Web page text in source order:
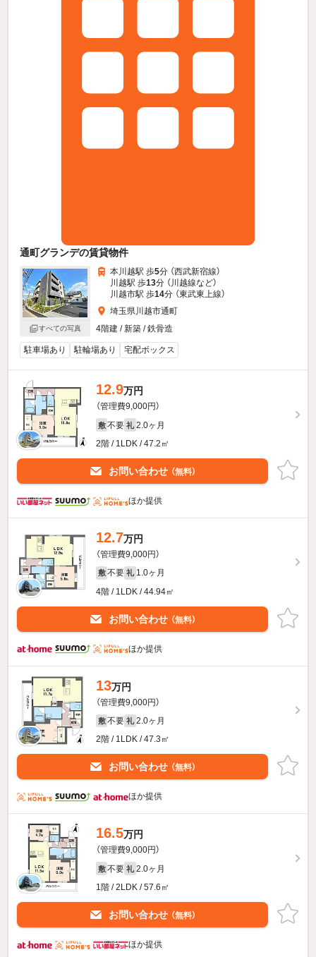
通町グランデの賃貸物件
すべての写真
本川越駅 歩5分 （西武新宿線）
川越駅 歩13分 （川越線など）
川越市駅 歩14分 （東武東上線）
埼玉県川越市通町
4階建 / 新築 / 鉄骨造
駐車場あり 駐輪場あり 宅配ボックス
12.9万円
（管理費9,000円）
敷 不要 礼 2.0ヶ月
2階 / 1LDK / 47.2㎡
お問い合わせ （無料）
ほか提供
12.7万円
（管理費9,000円）
敷 不要 礼 1.0ヶ月
4階 / 1LDK / 44.94㎡
お問い合わせ （無料）
ほか提供
13万円
（管理費9,000円）
敷 不要 礼 2.0ヶ月
2階 / 1LDK / 47.3㎡
お問い合わせ （無料）
ほか提供
16.5万円
（管理費9,000円）
敷 不要 礼 2.0ヶ月
1階 / 2LDK / 57.6㎡
お問い合わせ （無料）
ほか提供